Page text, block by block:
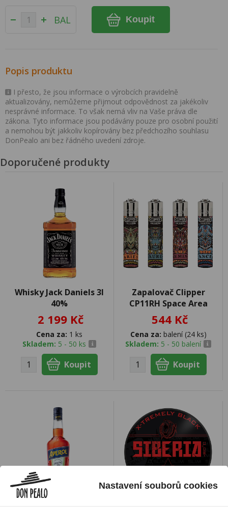
BAL Koupit
Popis produktu
I přesto, že jsou informace o výrobcích pravidelně
aktualizovány, nemůžeme přijmout odpovědnost za jakékoliv
nesprávné informace. To však nemá vliv na Vaše práva dle
zákona. Tyto informace jsou podávány pouze pro osobní použití
a nemohou být jakkoliv kopírovány bez předchozího souhlasu
DonPealo ani bez řádného uvedení zdroje.
Doporučené produkty
Whisky Jack Daniels 3l
40%
2 199 Kč
Cena za: 1 ks
Skladem: 5 - 50 ks
Zapalovač Clipper
CP11RH Space Area
544 Kč
Cena za: balení (24 ks)
Skladem: 5 - 50 balení
Nastavení souborů cookies